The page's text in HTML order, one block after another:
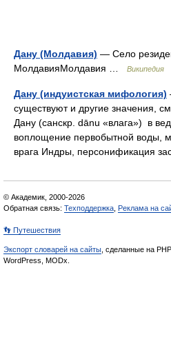
Дану (Молдавия) — Село
МолдавияМолдавия …
Википедия
Дану (индуистская мифология)
существуют и другие значения,
Дану (санскр. dānu «влага») в
воплощение первобытной воды,
врага Индры, персонификация
© Академик, 2000-2026
Обратная связь: Техподдержка Реклама на
👣 Путешествия
Экспорт словарей на сайты , сделанные на PHP,
WordPress, MODx.